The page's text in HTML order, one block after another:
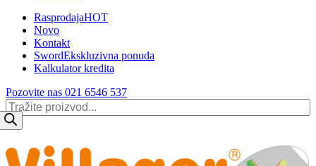
RasprodajaHOT
Novo
Kontakt
SwordEkskluzivna ponuda
Kalkulator kredita
Pozovite nas 021 6546 537
Products
search